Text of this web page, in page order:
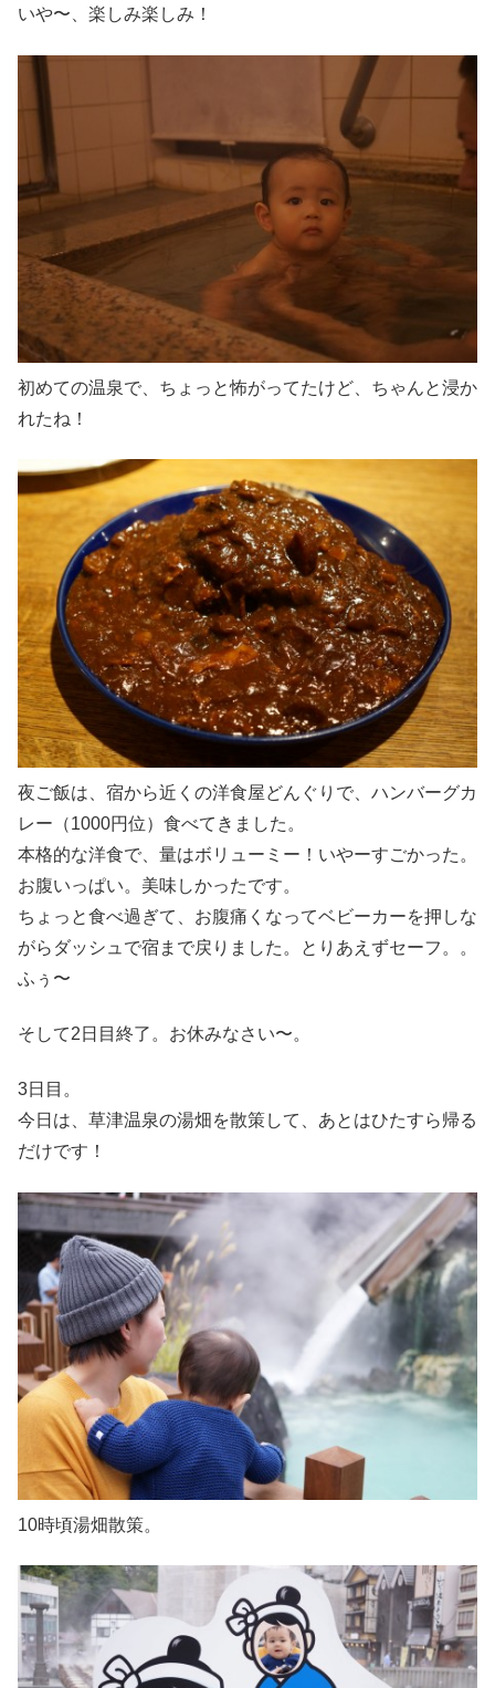
いや〜、楽しみ楽しみ！
初めての温泉で、ちょっと怖がってたけど、ちゃんと浸か
れたね！
夜ご飯は、宿から近くの洋食屋どんぐりで、ハンバーグカ
レー（1000円位）食べてきました。
本格的な洋食で、量はボリューミー！いやーすごかった。
お腹いっぱい。美味しかったです。
ちょっと食べ過ぎて、お腹痛くなってベビーカーを押しな
がらダッシュで宿まで戻りました。とりあえずセーフ。。
ふぅ〜
そして2日目終了。お休みなさい〜。
3日目。
今日は、草津温泉の湯畑を散策して、あとはひたすら帰る
だけです！
10時頃湯畑散策。